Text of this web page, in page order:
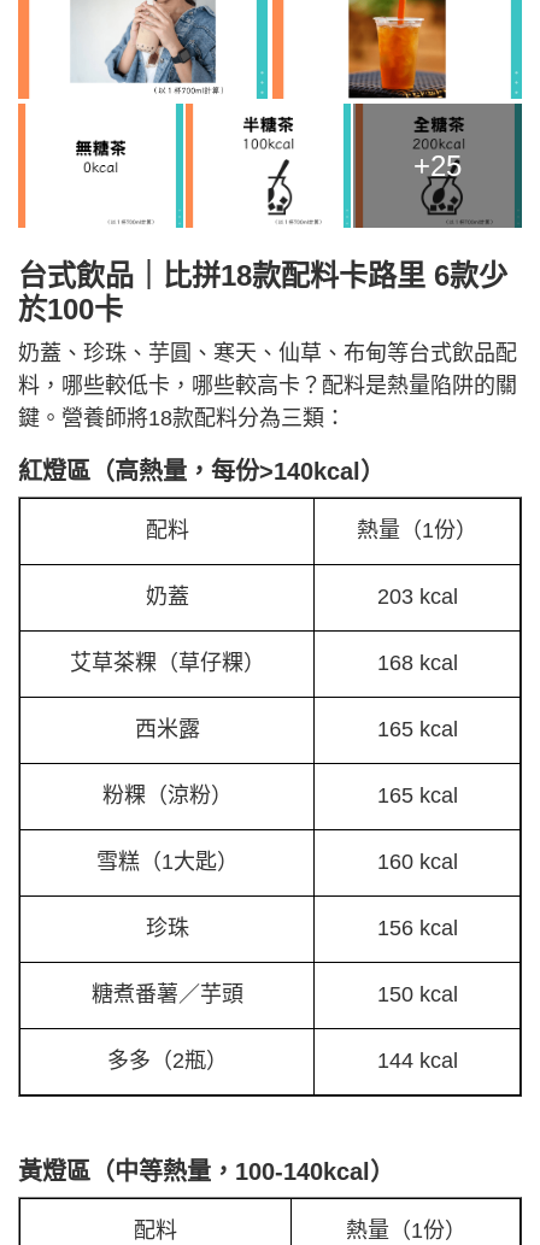
+25
台式飲品｜比拼18款配料卡路里 6款少
於100卡
奶蓋、珍珠、芋圓、寒天、仙草、布甸等台式飲品配
料，哪些較低卡，哪些較高卡？配料是熱量陷阱的關
鍵。營養師將18款配料分為三類：
紅燈區（高熱量，每份>140kcal）
配料 熱量（1份）
奶蓋 203 kcal
艾草茶粿（草仔粿） 168 kcal
西米露 165 kcal
粉粿（涼粉） 165 kcal
雪糕（1大匙） 160 kcal
珍珠 156 kcal
糖煮番薯／芋頭 150 kcal
多多（2瓶） 144 kcal
黃燈區（中等熱量，100-140kcal）
配料 熱量（1份）